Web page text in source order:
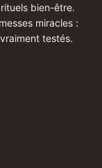
bien-être.
miracles :
testés.